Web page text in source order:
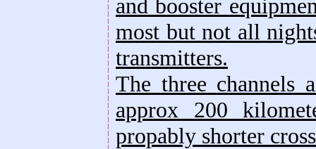
and booster
most but not all
transmitters.
The three channels
approx 200
propably shorter